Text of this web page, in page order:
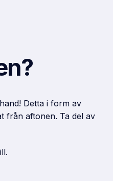
Detta i form av
från aftonen. Ta del av